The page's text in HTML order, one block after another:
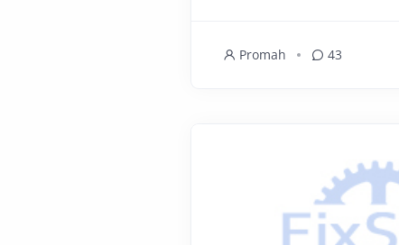
Promah 43